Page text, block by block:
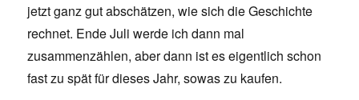
jetzt ganz gut abschätzen, wie sich die Geschichte
rechnet. Ende Juli werde ich dann mal
zusammenzählen, aber dann ist es eigentlich schon
fast zu spät für dieses Jahr, sowas zu kaufen.